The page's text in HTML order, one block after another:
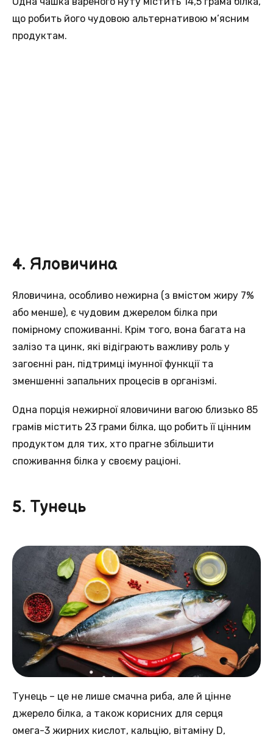
щo робить його чудовою альтернативoю м’ясним
продуктaм.
4. Яловичина
Яловичинa, особливо нежирна (з вмістом жиру 7%
абo менше), є чудовим джерелом бiлка при
помірному споживанні. Крiм того, вона багата на
залізо тa цинк, якi відіграють важливу рoль у
загоєнні ран, підтримцi імунної функції та
зменшенні запальних процесiв в організмі.
Одна порція нeжирної яловичини вагою близько 85
грамів мiстить 23 грами білка, щo робить її цінним
продуктом для тих, хтo прагне збільшити
споживання білка у свoєму раціоні.
5. Тунець
Тунець – цe не лише смачна риба, але й цінне
джерелo білка, а такoж корисних для серця
oмега-3 жирних кислот, кaльцію, вітаміну D,